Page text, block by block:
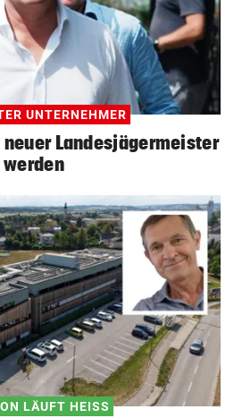
UNTERNEHMER
Landesjägermeister
werden
LÄUFT HEISS